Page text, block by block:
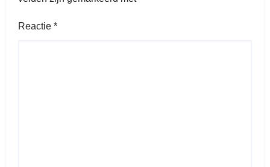
Reactie *